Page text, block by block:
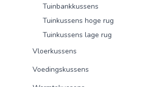
Tuinbankkussens
Tuinkussens hoge rug
Tuinkussens lage rug
Vloerkussens
Voedingskussens